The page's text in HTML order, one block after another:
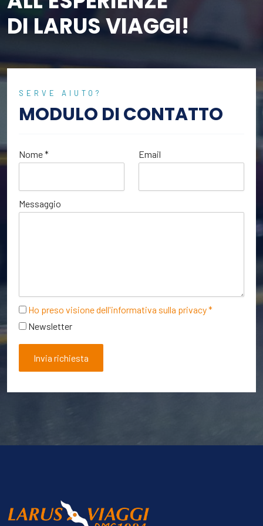
DI LARUS VIAGGI!
SERVE AIUTO?
MODULO DI CONTATTO
Nome * Email
Messaggio
Ho preso visione dell'informativa sulla privacy *
Newsletter
Invia richiesta